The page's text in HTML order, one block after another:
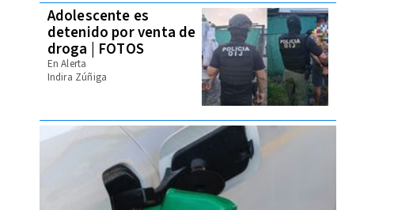
Adolescente es
detenido por venta de
droga | FOTOS
En Alerta
Indira Zúñiga